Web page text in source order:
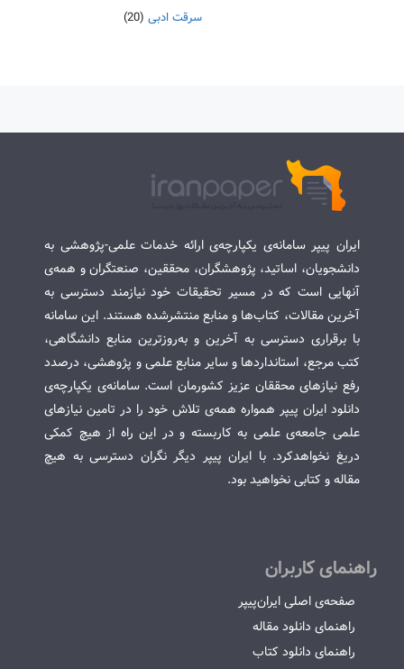
سرقت ادبی (20)
ایران پیپر سامانه‌ی یکپارچه‌ی ارائه خدمات علمی-پژوهشی به
دانشجویان، اساتید، پژوهشگران، محققین، صنعتگران و همه‌ی
آنهایی است که در مسیر تحقیقات خود نیازمند دسترسی به
آخرین مقالات، کتاب‌ها و منابع منتشرشده هستند. این سامانه
با برقراری دسترسی به آخرین و به‌روزترین منابع دانشگاهی،
کتب مرجع، استانداردها و سایر منابع علمی و پژوهشی، درصدد
رفع نیازهای محققان عزیز کشورمان است. سامانه‌ی یکپارچه‌ی
دانلود ایران پیپر همواره همه‌ی تلاش خود را در تامین نیازهای
علمی جامعه‌ی علمی به کاربسته و در این راه از هیچ کمکی
دریغ نخواهدکرد. با ایران پیپر دیگر نگران دسترسی به هیچ
مقاله و کتابی نخواهید بود.
راهنمای کاربران
صفحه‌ی اصلی ایران‌پیپر
راهنمای دانلود مقاله
راهنمای دانلود کتاب